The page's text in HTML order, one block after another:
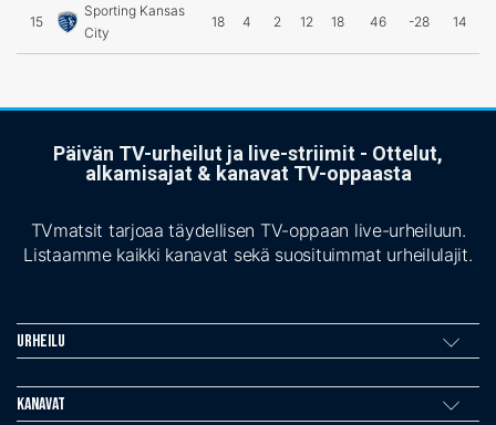
15
Sporting Kansas
City
18 4 2 12 18 46 -28 14
Päivän TV-urheilut ja live-striimit - Ottelut,
alkamisajat & kanavat TV-oppaasta
TVmatsit tarjoaa täydellisen TV-oppaan live-urheiluun.
Listaamme kaikki kanavat sekä suosituimmat urheilulajit.
Urheilu
Kanavat